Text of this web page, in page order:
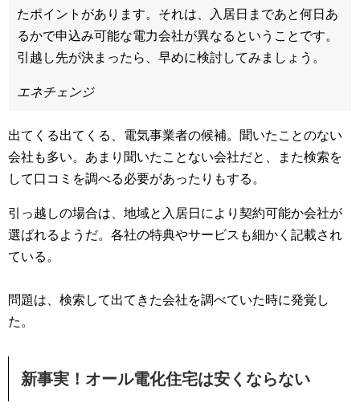
たポイントがあります。それは、入居日まであと何日あ
るかで申込み可能な電力会社が異なるということです。
引越し先が決まったら、早めに検討してみましょう。
エネチェンジ
出てくる出てくる、電気事業者の候補。聞いたことのない
会社も多い。あまり聞いたことない会社だと、また検索を
して口コミを調べる必要があったりもする。
引っ越しの場合は、地域と入居日により契約可能か会社が
選ばれるようだ。各社の特典やサービスも細かく記載され
ている。
問題は、検索して出てきた会社を調べていた時に発覚し
た。
新事実！オール電化住宅は安くならない